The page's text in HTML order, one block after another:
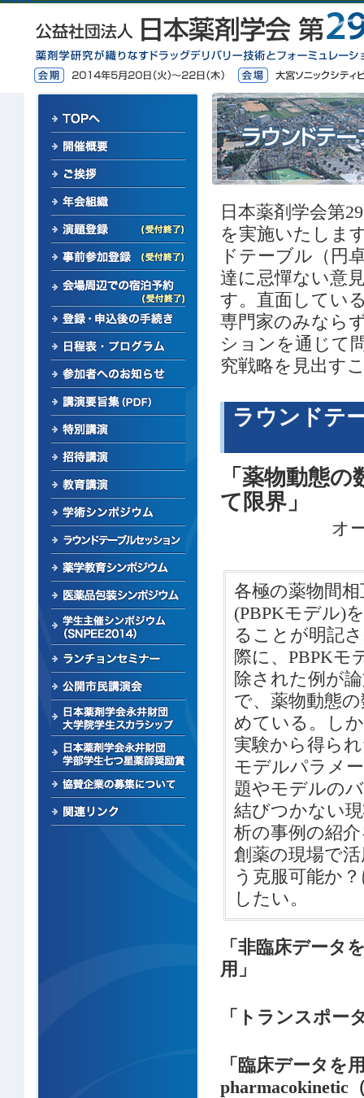
日本薬剤学会第
を実施いたしま
ドテーブル（円
達に忌憚ない意
す。直面してい
専門家のみなら
ションを通じて
究戦略を見出す
ラウンドテ
「薬物動態
て限界」
オ
各極の薬物間
(PBPKモデル)
ることが明記
際に、PBPKモ
除された例が
で、薬物動態
めている。し
実験から得ら
モデルパラメ
題やモデルの
結びつかない
析の事例の紹
創薬の現場で
う克服可能か
したい。
「非臨床データ
用」
「トランスポー
「臨床データを
pharmacokinetic